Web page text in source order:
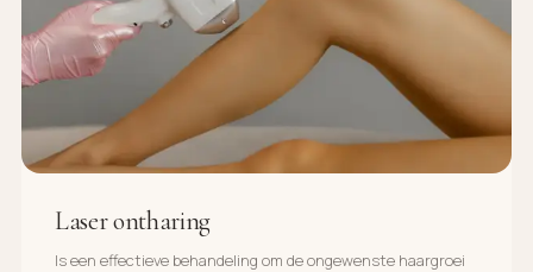
Laser ontharing
Is een effectieve behandeling om de ongewenste haargroei